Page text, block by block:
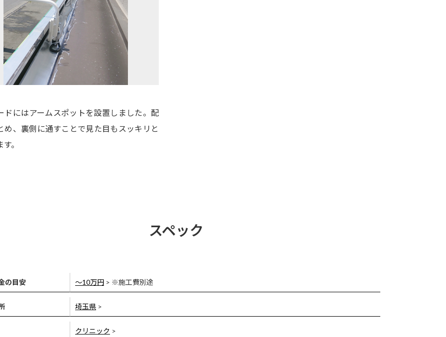
ドにはアームスポットを設置しました。配
め、裏側に通すことで見た目もスッキリと
。
スペック
の目安 〜10万円 > ※施工費別途
埼玉県 >
クリニック >